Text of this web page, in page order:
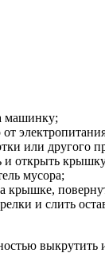
машинку;
или другого
и открыть
мусора;
крышке,
и слить
выкрутить